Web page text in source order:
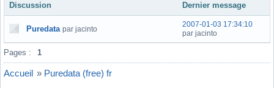
Discussion Dernier message
Puredata par jacinto
2007-01-03 17:34:10
par jacinto
Pages : 1
Accueil » Puredata (free) fr